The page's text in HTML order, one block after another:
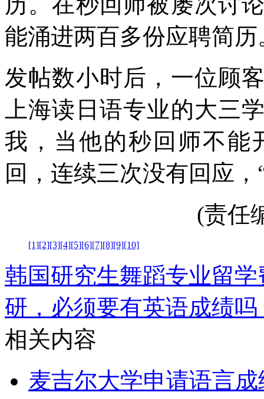
能涌进两百多份应聘简历
发帖数小时后，一位顾
上海读日语专业的大三
我，当他的秒回师不能
回，连续三次没有回应，
(责任
[1][2][3][4][5][6][7][8][9][10]
韩国研究生舞蹈专业留
研，必须要有英语成绩吗
相关内容
麦吉尔大学申请语言